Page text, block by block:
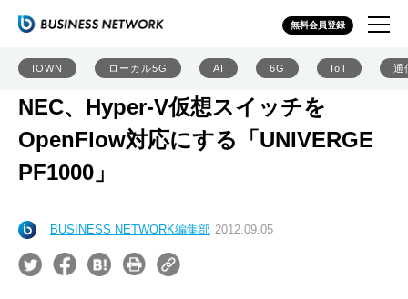
無料会員登録
IOWN ローカル5G AI 6G IoT 通
NEC、Hyper-V仮想スイッチを
OpenFlow対応にする「UNIVERGE
PF1000」
BUSINESS NETWORK編集部 2012.09.05